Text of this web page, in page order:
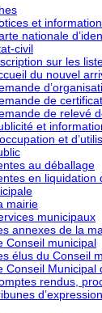
et
nationale
civil
sur les
du nouvel
de
de relevé
et
et
au déballage
en liquidation
mairie
municipaux
annexes de la
Conseil municipal
élus du Conseil
Conseil Municipal
rendus,